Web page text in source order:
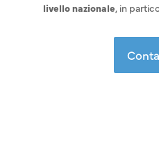
livello nazionale, in